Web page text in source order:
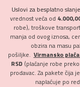
Uslovi za besplatno
vrednost veća od
robe), troškove
manja od ovog iznosa,
obzira na masu
pošiljke. Virmansko
RSD (plaćanje robe
prodavac. Za pakete čija
naplaćuje po